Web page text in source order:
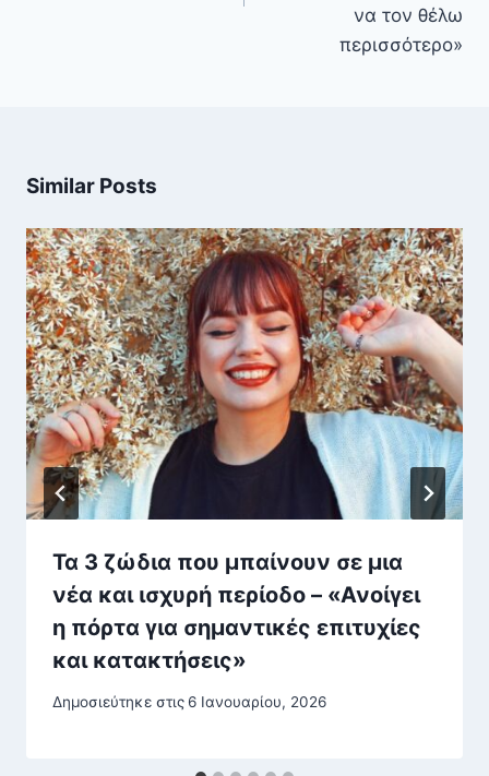
να τον θέλω
περισσότερο»
Similar Posts
Τα 3 ζώδια που μπαίνουν σε μια
νέα και ισχυρή περίοδο – «Ανοίγει
η πόρτα για σημαντικές επιτυχίες
και κατακτήσεις»
Δημοσιεύτηκε στις 6 Ιανουαρίου, 2026